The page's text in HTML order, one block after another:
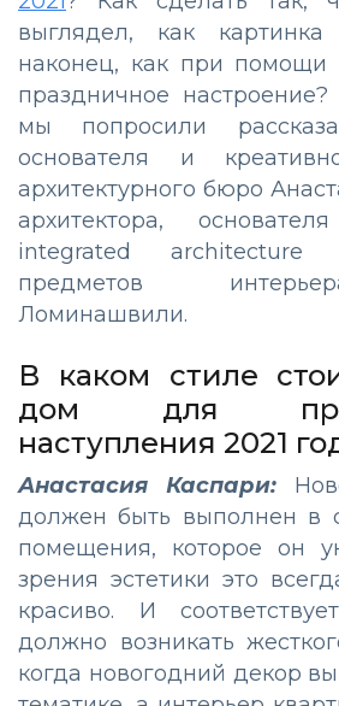
выглядел, как
наконец, как при помощи
праздничное
мы попросили
основателя и
архитектурного бюро
архитектора,
integrated architecture
предметов
Ломинашвили.
В каком стиле
дом для
наступления 2021
Анастасия Каспари:
должен быть выполнен в
помещения, которое он
зрения эстетики это
красиво. И
должно возникать
когда новогодний декор